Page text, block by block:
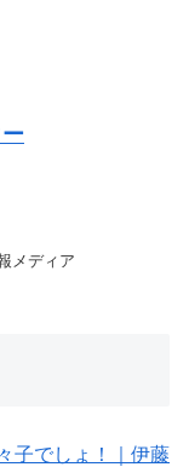
メディア
子でしょ！｜伊藤